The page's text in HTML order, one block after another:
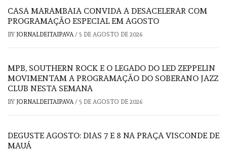
CASA MARAMBAIA CONVIDA A DESACELERAR COM
PROGRAMAÇÃO ESPECIAL EM AGOSTO
BY JORNALDEITAIPAVA/ 5 DE AGOSTO DE 2026
MPB, SOUTHERN ROCK E O LEGADO DO LED ZEPPELIN
MOVIMENTAM A PROGRAMAÇÃO DO SOBERANO JAZZ
CLUB NESTA SEMANA
BY JORNALDEITAIPAVA/ 5 DE AGOSTO DE 2026
DEGUSTE AGOSTO: DIAS 7 E 8 NA PRAÇA VISCONDE DE
MAUÁ